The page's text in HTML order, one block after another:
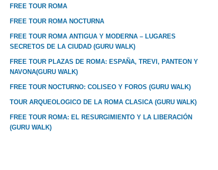
FREE TOUR ROMA
FREE TOUR ROMA NOCTURNA
FREE TOUR ROMA ANTIGUA Y MODERNA – LUGARES
SECRETOS DE LA CIUDAD (GURU WALK)
FREE TOUR PLAZAS DE ROMA: ESPAÑA, TREVI, PANTEON Y
NAVONA(GURU WALK)
FREE TOUR NOCTURNO: COLISEO Y FOROS (GURU WALK)
TOUR ARQUEOLOGICO DE LA ROMA CLASICA (GURU WALK)
FREE TOUR ROMA: EL RESURGIMIENTO Y LA LIBERACIÓN
(GURU WALK)